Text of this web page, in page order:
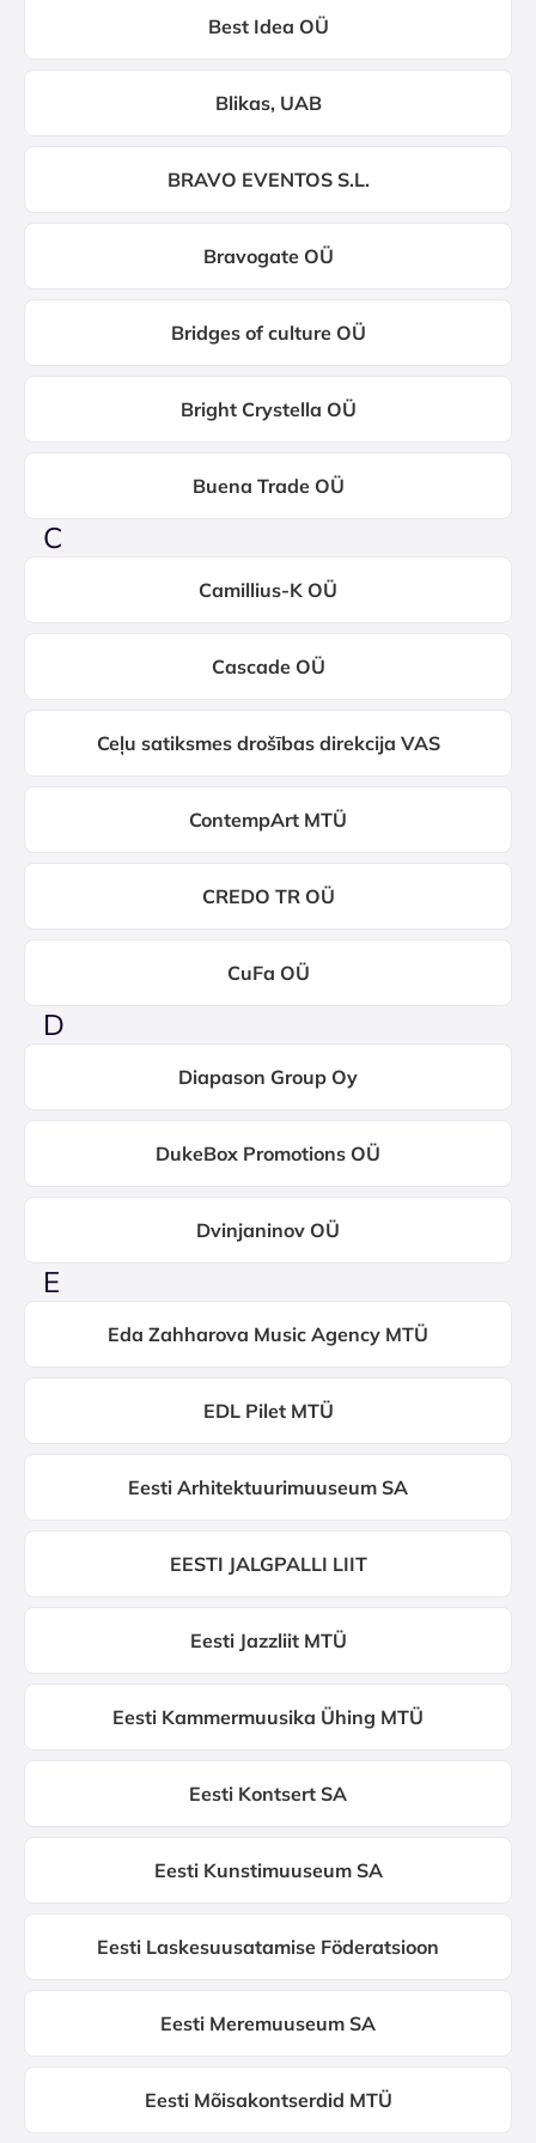
Best Idea OÜ
Blikas, UAB
BRAVO EVENTOS S.L.
Bravogate OÜ
Bridges of culture OÜ
Bright Crystella OÜ
Buena Trade OÜ
C
Camillius-K OÜ
Cascade OÜ
Ceļu satiksmes drošības direkcija VAS
ContempArt MTÜ
CREDO TR OÜ
CuFa OÜ
D
Diapason Group Oy
DukeBox Promotions OÜ
Dvinjaninov OÜ
E
Eda Zahharova Music Agency MTÜ
EDL Pilet MTÜ
Eesti Arhitektuurimuuseum SA
EESTI JALGPALLI LIIT
Eesti Jazzliit MTÜ
Eesti Kammermuusika Ühing MTÜ
Eesti Kontsert SA
Eesti Kunstimuuseum SA
Eesti Laskesuusatamise Föderatsioon
Eesti Meremuuseum SA
Eesti Mõisakontserdid MTÜ